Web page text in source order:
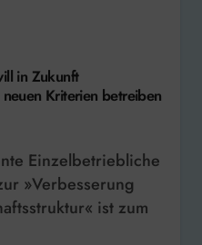
in Zukunft
Kriterien betreiben
»Verbesserung
ist zum